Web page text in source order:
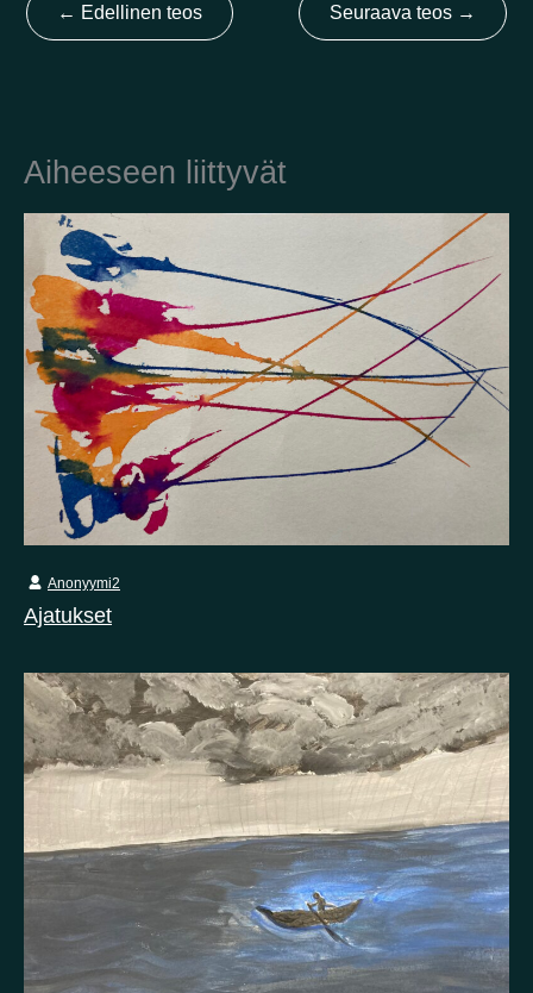
Yhdysvallat
Not selected
← Edellinen teos Seuraava teos →
Aiheeseen liittyvät
Ajatukset
Anonyymi2